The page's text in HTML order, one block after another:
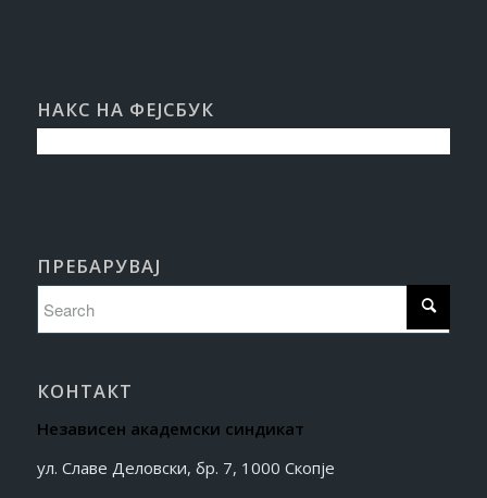
НАКС НА ФЕЈСБУК
ПРЕБАРУВАЈ
КОНТАКТ
Независен академски синдикат
ул. Славе Деловски, бр. 7, 1000 Скопје